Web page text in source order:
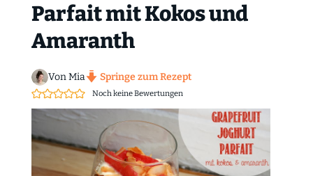
Parfait mit Kokos und
Amaranth
Von Mia Springe zum Rezept
Noch keine Bewertungen